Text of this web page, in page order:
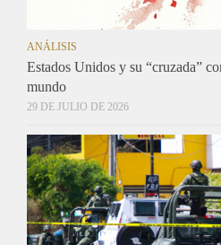
ANÁLISIS
Estados Unidos y su “cruzada”
mundo
29 DE JULIO DE 2026